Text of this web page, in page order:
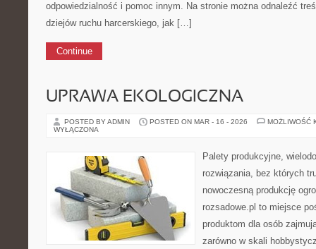
odpowiedzialność i pomoc innym. Na stronie można odnaleźć
dziejów ruchu harcerskiego, jak […]
Continue
UPRAWA EKOLOGICZNA
POSTED BY ADMIN POSTED ON MAR - 16 - 2026
MOŻLIWOŚĆ
WYŁĄCZONA
Palety produkcyjne,
rozwiązania, bez których
nowoczesną produkcję
rozsadowe.pl to miejsce
produktom dla osób
zarówno w skali